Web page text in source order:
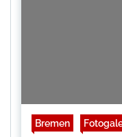
Bremen